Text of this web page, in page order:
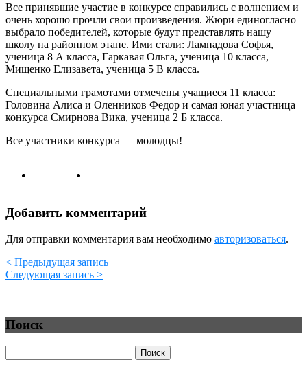
Все принявшие участие в конкурсе справились с волнением и
очень хорошо прочли свои произведения. Жюри единогласно
выбрало победителей, которые будут представлять нашу
школу на районном этапе. Ими стали: Лампадова Софья,
ученица 8 А класса, Гаркавая Ольга, ученица 10 класса,
Мищенко Елизавета, ученица 5 В класса.
Специальными грамотами отмечены учащиеся 11 класса:
Головина Алиса и Оленников Федор и самая юная участница
конкурса Смирнова Вика, ученица 2 Б класса.
Все участники конкурса — молодцы!
Добавить комментарий
Для отправки комментария вам необходимо авторизоваться.
< Предыдущая запись
Следующая запись >
Поиск